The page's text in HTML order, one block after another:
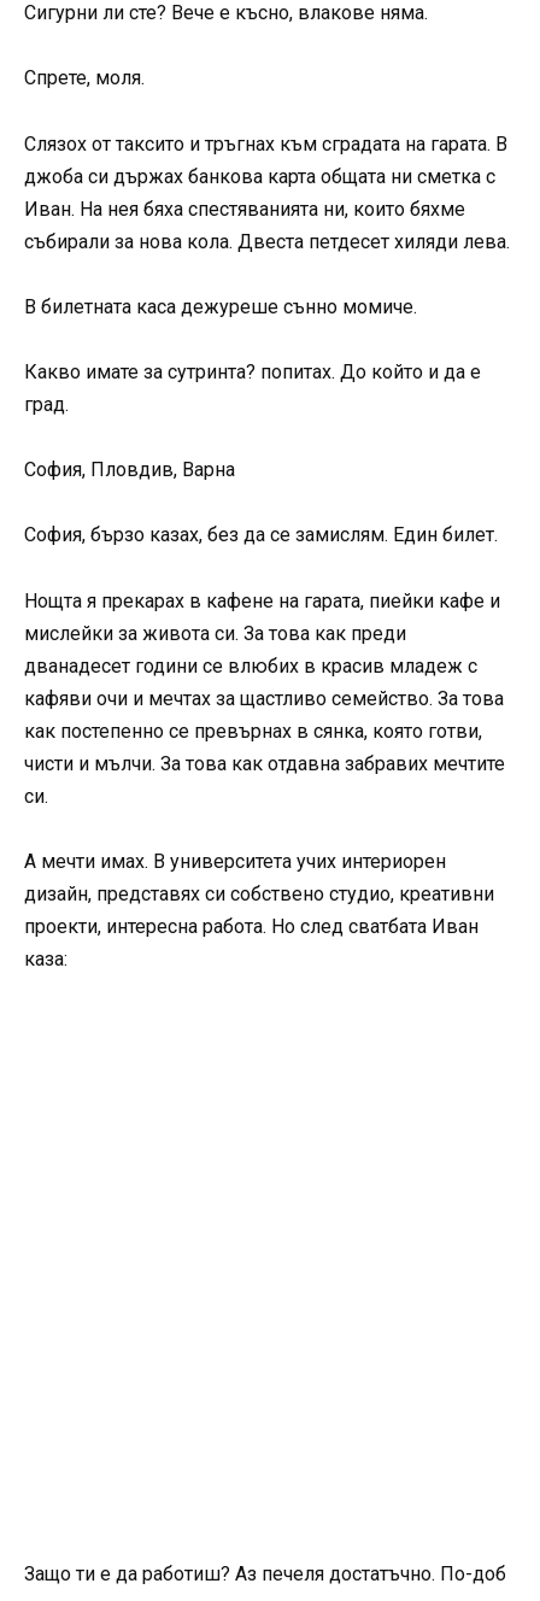
Сигурни ли сте? Вече е късно, влакове няма.
Спрете, моля.
Слязох от таксито и тръгнах към сградата на гарата. В
джоба си държах банкова карта общата ни сметка с
Иван. На нея бяха спестяванията ни, които бяхме
събирали за нова кола. Двеста петдесет хиляди лева.
В билетната каса дежуреше сънно момиче.
Какво имате за сутринта? попитах. До който и да е
град.
София, Пловдив, Варна
София, бързо казах, без да се замислям. Един билет.
Нощта я прекарах в кафене на гарата, пиейки кафе и
мислейки за живота си. За това как преди
дванадесет години се влюбих в красив младеж с
кафяви очи и мечтах за щастливо семейство. За това
как постепенно се превърнах в сянка, която готви,
чисти и мълчи. За това как отдавна забравих мечтите
си.
А мечти имах. В университета учих интериорен
дизайн, представях си собствено студио, креативни
проекти, интересна работа. Но след сватбата Иван
каза:
Защо ти е да работиш? Аз печеля достатъчно. По-доб